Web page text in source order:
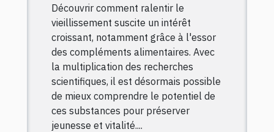
vieillissement ?
Découvrir comment ralentir le
vieillissement suscite un intérêt
croissant, notamment grâce à l'essor
des compléments alimentaires. Avec
la multiplication des recherches
scientifiques, il est désormais possible
de mieux comprendre le potentiel de
ces substances pour préserver
jeunesse et vitalité....